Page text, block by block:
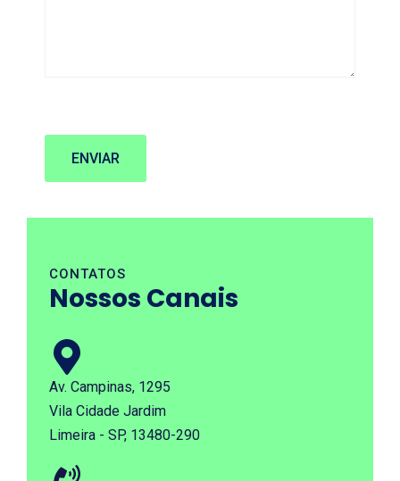
CONTATOS
Nossos Canais
Av. Campinas, 1295
Vila Cidade Jardim
Limeira - SP, 13480-290